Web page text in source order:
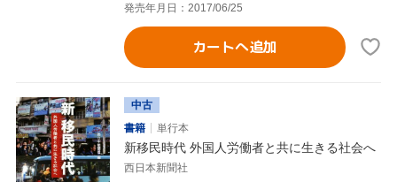
発売年月日：2017/06/25
カートへ追加
中古
書籍
単行本
新移民時代 外国人労働者と共に生きる社会へ
西日本新聞社